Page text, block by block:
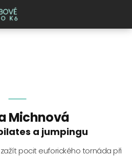
Michnová
a jumpingu
pocit euforického tornáda při